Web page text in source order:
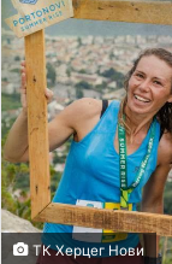
ТК Херцег Нови